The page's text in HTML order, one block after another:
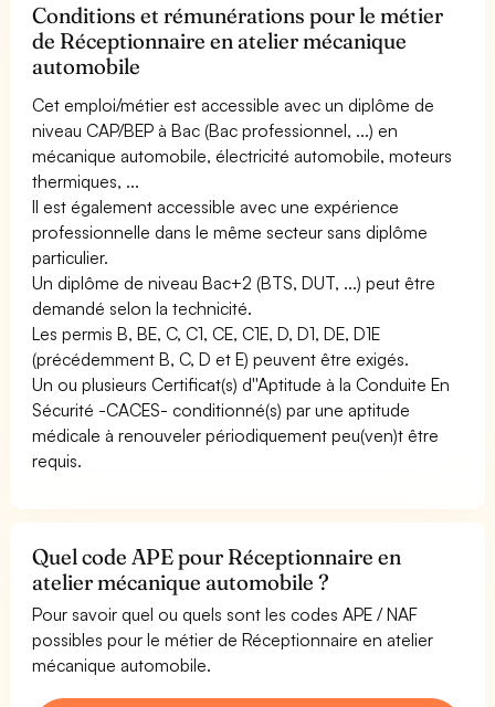
Conditions et rémunérations pour le métier
de Réceptionnaire en atelier mécanique
automobile
Cet emploi/métier est accessible avec un diplôme de
niveau CAP/BEP à Bac (Bac professionnel, ...) en
mécanique automobile, électricité automobile, moteurs
thermiques, ...
Il est également accessible avec une expérience
professionnelle dans le même secteur sans diplôme
particulier.
Un diplôme de niveau Bac+2 (BTS, DUT, ...) peut être
demandé selon la technicité.
Les permis B, BE, C, C1, CE, C1E, D, D1, DE, D1E
(précédemment B, C, D et E) peuvent être exigés.
Un ou plusieurs Certificat(s) d''Aptitude à la Conduite En
Sécurité -CACES- conditionné(s) par une aptitude
médicale à renouveler périodiquement peu(ven)t être
requis.
Quel code APE pour Réceptionnaire en
atelier mécanique automobile ?
Pour savoir quel ou quels sont les codes APE / NAF
possibles pour le métier de Réceptionnaire en atelier
mécanique automobile.